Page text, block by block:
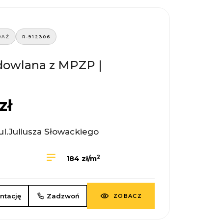
R-912306
z MPZP |
Słowackiego
184 zł/m2
Zadzwoń ZOBACZ